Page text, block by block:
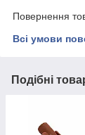
Повернення
Всі умови
Подібні